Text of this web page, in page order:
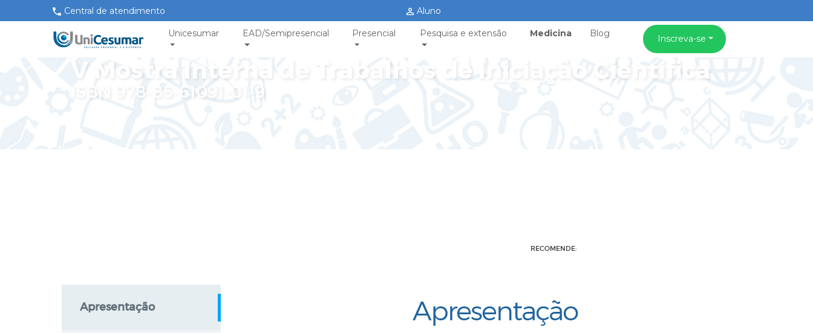
Central de atendimento Aluno
Unicesumar EAD/Semipresencial Presencial Pesquisa e extensão Medicina Blog Inscreva-se
V Mostra Interna de Trabalhos de Iniciação Científica
ISBN 978-85-61091-01-9
RECOMENDE:
Apresentação Apresentação